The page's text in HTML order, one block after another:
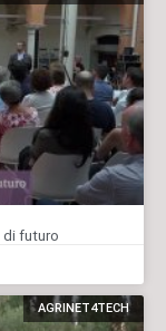
di futuro
AGRINET4TECH